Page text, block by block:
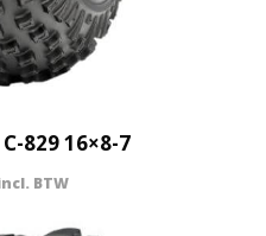
829 16×8-7
BTW